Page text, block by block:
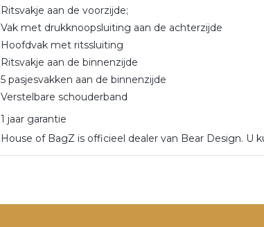
Ritsvakje aan de voorzijde;
Vak met drukknoopsluiting aan de achterzijde
Hoofdvak met ritssluiting
Ritsvakje aan de binnenzijde
5 pasjesvakken aan de binnenzijde
Verstelbare schouderband
1 jaar garantie
House of BagZ is officieel dealer van Bear Design. U